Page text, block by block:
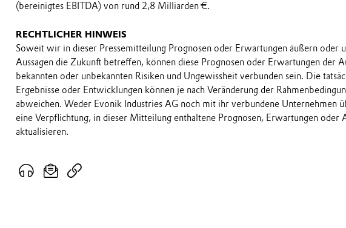
(bereinigtes EBITDA) von rund 2,8 Milliarden €.
RECHTLICHER HINWEIS
Soweit wir in dieser Pressemitteilung Prognosen oder Erwartungen äußern oder
Aussagen die Zukunft betreffen, können diese Prognosen oder Erwartungen der
bekannten oder unbekannten Risiken und Ungewissheit verbunden sein. Die
Ergebnisse oder Entwicklungen können je nach Veränderung der
abweichen. Weder Evonik Industries AG noch mit ihr verbundene Unternehmen
eine Verpflichtung, in dieser Mitteilung enthaltene Prognosen, Erwartungen oder
aktualisieren.